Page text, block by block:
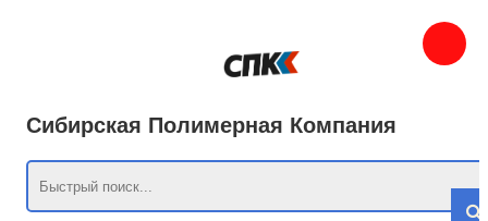
Сибирская Полимерная Компания